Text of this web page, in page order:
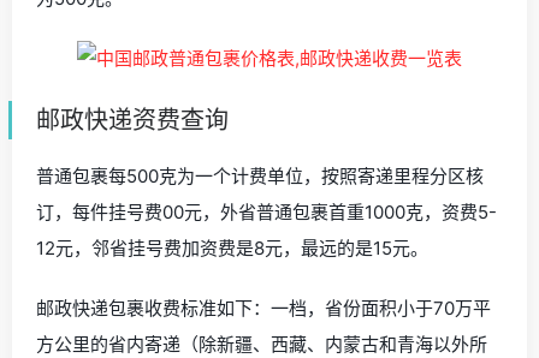
邮政快递资费查询
普通包裹每500克为一个计费单位，按照寄递里程分区核
订，每件挂号费00元，外省普通包裹首重1000克，资费5-
12元，邻省挂号费加资费是8元，最远的是15元。
邮政快递包裹收费标准如下：一档，省份面积小于70万平
方公里的省内寄递（除新疆、西藏、内蒙古和青海以外所